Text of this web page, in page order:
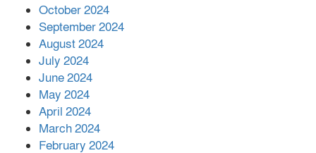
সহায়তা দিলেন সাচিং প্রু জেরী
October 2024
September 2024
August 2024
July 2024
June 2024
May 2024
April 2024
March 2024
February 2024